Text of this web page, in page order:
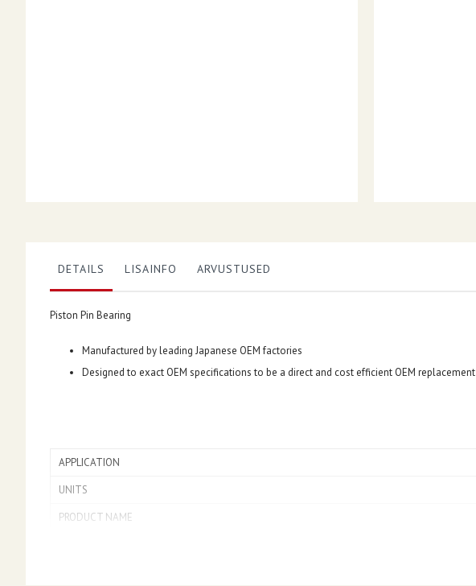
DETAILS LISAINFO ARVUSTUSED
Piston Pin Bearing
Manufactured by leading Japanese OEM factories
Designed to exact OEM specifications to be a direct and cost efficient OEM replacement
APPLICATION
UNITS
PRODUCT NAME